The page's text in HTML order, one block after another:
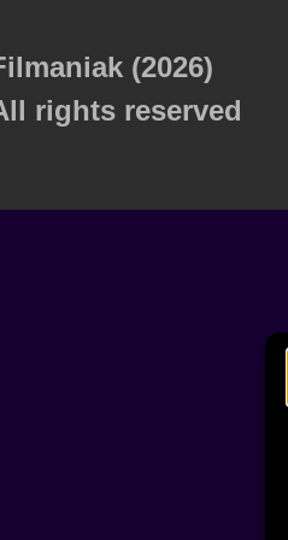
(2026)
rights reserved